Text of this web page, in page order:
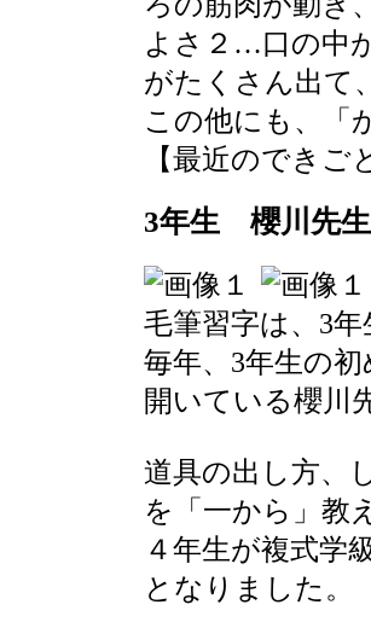
よさ２…口の中
がたくさん出て
この他にも、「
【最近のできご
3年生 櫻川先
毛筆習字は、3
毎年、3年生の
開いている櫻川
道具の出し方、
を「一から」教
４年生が複式学
となりました。